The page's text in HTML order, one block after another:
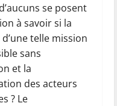
se posent
à savoir si la
telle mission
sans
et la
des acteurs
? Le